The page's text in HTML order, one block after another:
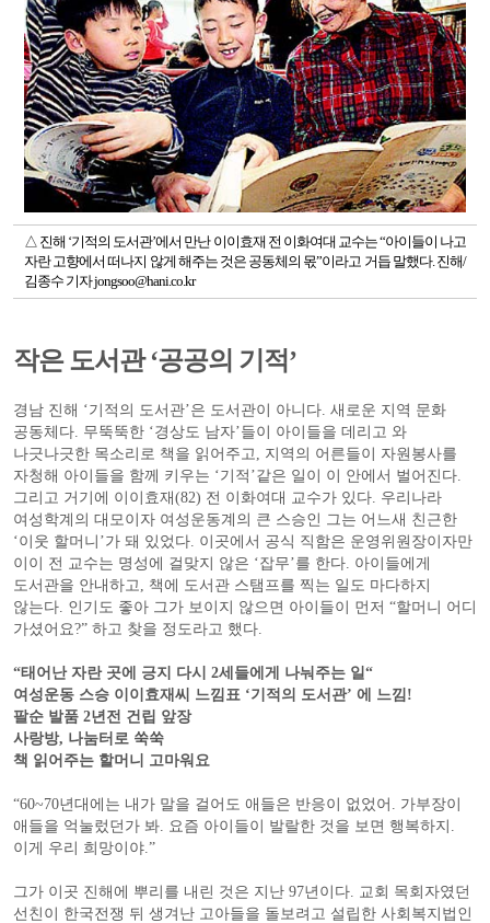
△ 진해 ‘기적의 도서관’에서 만난 이이효재 전 이화여대 교수는 “아이들이 나고
자란 고향에서 떠나지 않게 해주는 것은 공동체의 몫”이라고 거듭 말했다. 진해/
김종수 기자 jongsoo@hani.co.kr
작은 도서관 ‘공공의 기적’
경남 진해 ‘기적의 도서관’은 도서관이 아니다. 새로운 지역 문화
공동체다. 무뚝뚝한 ‘경상도 남자’들이 아이들을 데리고 와
나긋나긋한 목소리로 책을 읽어주고, 지역의 어른들이 자원봉사를
자청해 아이들을 함께 키우는 ‘기적’같은 일이 이 안에서 벌어진다.
그리고 거기에 이이효재(82) 전 이화여대 교수가 있다. 우리나라
여성학계의 대모이자 여성운동계의 큰 스승인 그는 어느새 친근한
‘이웃 할머니’가 돼 있었다. 이곳에서 공식 직함은 운영위원장이자만
이이 전 교수는 명성에 걸맞지 않은 ‘잡무’를 한다. 아이들에게
도서관을 안내하고, 책에 도서관 스탬프를 찍는 일도 마다하지
않는다. 인기도 좋아 그가 보이지 않으면 아이들이 먼저 “할머니 어디
가셨어요?” 하고 찾을 정도라고 했다.
“태어난 자란 곳에 긍지 다시 2세들에게 나눠주는 일“
여성운동 스승 이이효재씨 느낌표 ‘기적의 도서관’ 에 느낌!
팔순 발품 2년전 건립 앞장
사랑방, 나눔터로 쑥쑥
책 읽어주는 할머니 고마워요
“60~70년대에는 내가 말을 걸어도 애들은 반응이 없었어. 가부장이
애들을 억눌렀던가 봐. 요즘 아이들이 발랄한 것을 보면 행복하지.
이게 우리 희망이야.”
그가 이곳 진해에 뿌리를 내린 것은 지난 97년이다. 교회 목회자였던
선친이 한국전쟁 뒤 생겨난 고아들을 돌보려고 설립한 사회복지법인